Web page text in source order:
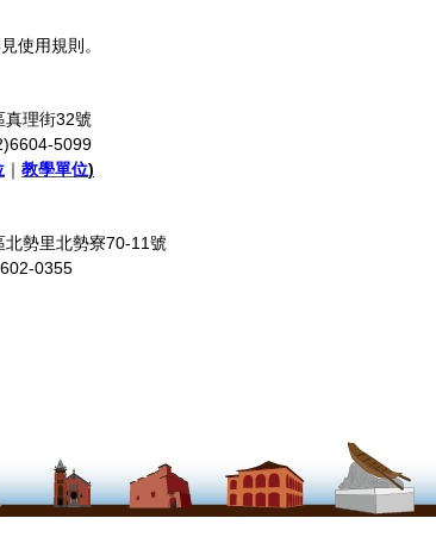
使用規則。
真理街32號
5099
｜ 教學單位)
勢里北勢寮70-11號
0355